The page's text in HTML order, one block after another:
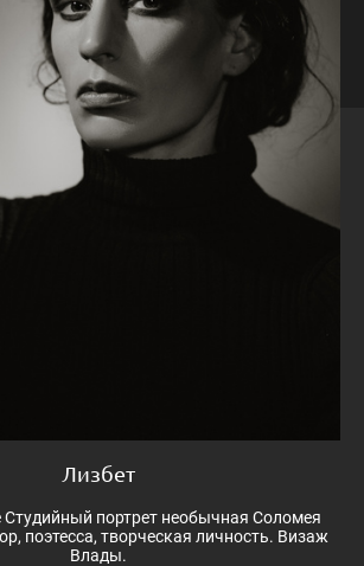
Лизбет
Студийный портрет необычная Соломея
поэтесса, творческая личность. Визаж
Влады.